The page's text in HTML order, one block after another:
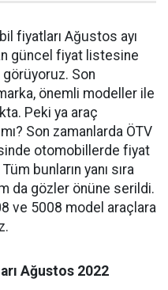
fiyatları Ağustos ayı
güncel fiyat listesine
görüyoruz. Son
önemli modeller ile
Peki ya araç
Son zamanlarda ÖTV
otomobillerde fiyat
bunların yanı sıra
da gözler önüne serildi.
ve 5008 model araçlara
Ağustos 2022